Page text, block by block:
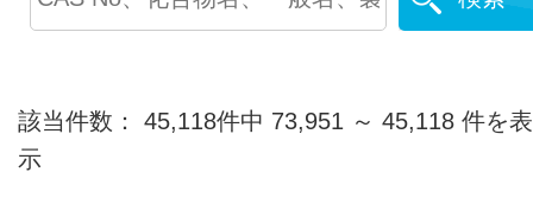
該当件数： 45,118件中 73,951 ～ 45,118 件を表
示